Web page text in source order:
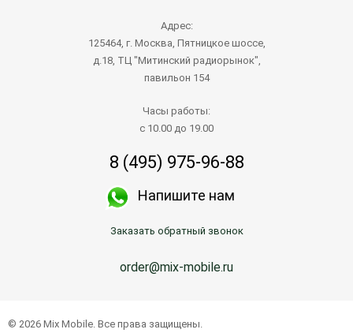
Адрес:
125464, г. Москва, Пятницкое шоссе,
д.18, ТЦ "Митинский радиорынок",
павильон 154
Часы работы:
с 10.00 до 19.00
8 (495) 975-96-88
Напишите нам
Заказать обратный звонок
order@mix-mobile.ru
© 2026 Mix Mobile. Все права защищены.